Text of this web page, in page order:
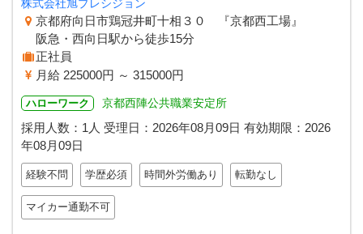
株式会社旭プレシジョン
京都府向日市鶏冠井町十相３０ 『京都西工場』
阪急・西向日駅から徒歩15分
正社員
月給 225000円 ～ 315000円
ハローワーク 京都西陣公共職業安定所
採用人数：1人 受理日： 2026年08月09日 有効期限： 2026
年08月09日
経験不問 学歴必須 時間外労働あり 転勤なし
マイカー通勤不可